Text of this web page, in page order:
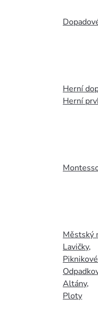
Herní
Herní
Městský
Lavičky,
Altány,
Ploty